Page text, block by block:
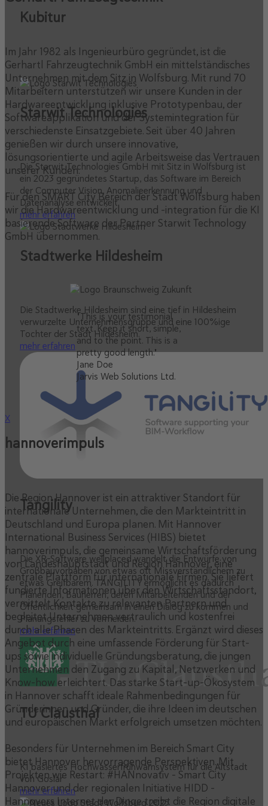
Kubitur
Starwit Technologies
Die Starwit Technologies GmbH mit Sitz in Wolfsburg ist
ein 2023 gegründetes Startup, das Software im Bereich
der Computer Vision, Anomalieerkennung und
Datenanalyse entwickelt.
mehr erfahren
Stadtwerke Hildesheim
Die Stadtwerke Hildesheim sind eine tief in Hildesheim
verwurzelte Unternehmensgruppe und eine 100%ige
Tochter der Stadt Hildesheim.
mehr erfahren
Tangility
Die XR-Software wellplaced wandelt die Entwürfe von
Großbauvorhaben von etwas oft Missverständlichem zu
etwas Greifbarem. TANGILITY ermöglicht es dadurch
Planenden, Bauherren, deren Mitarbeitenden und der
Öffentlichkeit gemeinsam in einen Dialog zu kommen und
Planungsfehler zu vermeiden.
mehr erfahren
TU Clausthal
KI basiertes Hochwasserfrühwarnsystem für die Altstadt
von Goslar
mehr erfahren
Im Jahr 1982 als Ingenieurbüro gegründet, ist die
Gerhartl Fahrzeugtechnik GmbH ein mittelständisches
Unternehmen mit dem Sitz in Wolfsburg. Mit rund 70
Mitarbeitern unterstützen wir unsere Kunden in der
Hardwareentwicklung inklusive Prototypenbau, der
Softwareapplikation und der Systemintegration für
verschiedenste Einsatzgebiete. Seit über 40 Jahren
genießen wir durch unsere innovative,
lösungsorientierte und agile Arbeitsweise das Vertrauen
unserer Kunden.
Für den SMART City Bereich der Stadt Wolfsburg haben
wir die Hardwareentwicklung und -integration für die KI
basierende Software der Partner Starwit Technology
GmbH übernommen.
"This is your testimonial
text. Keep it short, simple,
and to the point. This is a
pretty good length."
Jane Doe
Jarvis Web Solutions Ltd.
X
hannoverimpuls
Die Region Hannover ist ein attraktiver Standort für
internationale Unternehmen, die den Markteintritt in
Deutschland und Europa planen. Mit Hannover
International Business Services (HIBS) bietet
hannoverimpuls, die gemeinsame Wirtschaftsförderung
von Landeshauptstadt und Region Hannover, eine
zentrale Plattform für internationale Firmen. Sie liefert
fundierte Informationen über den Wirtschaftsstandort,
vermittelt Kontakte zu relevanten Partnern und
begleitet Unternehmen vertraulich und kostenfrei
durch alle Phasen des Markteintritts. Ergänzt wird dieses
Angebot durch eine umfassende Förderung für Start-
ups sowie individuelle Gründungsberatung, die jungen
Unternehmen den Zugang zu Kapital, Netzwerken und
Know-how erleichtert. Das starke Start-up-Ökosystem
in Hannover schafft ideale Rahmenbedingungen für
Gründerinnen und Gründer, die ihre Ideen im deutschen
und europäischen Markt erfolgreich umsetzen möchten.
Besonders für Unternehmen im Bereich Smart City
bietet Hannover hervorragende Perspektiven. Mit
Projekten wie Restart: #HANnovativ – Smart City
Hannover und der regionalen Initiative HIDD –
Hannovers Internet der Dinge treibt die Region digitale